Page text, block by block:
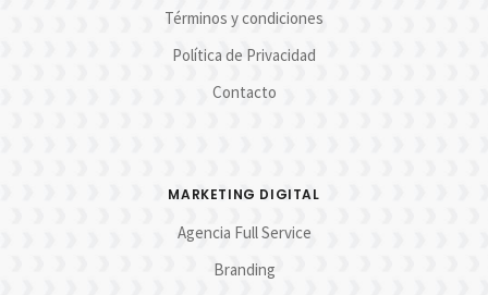
Términos y condiciones
Política de Privacidad
Contacto
MARKETING DIGITAL
Agencia Full Service
Branding